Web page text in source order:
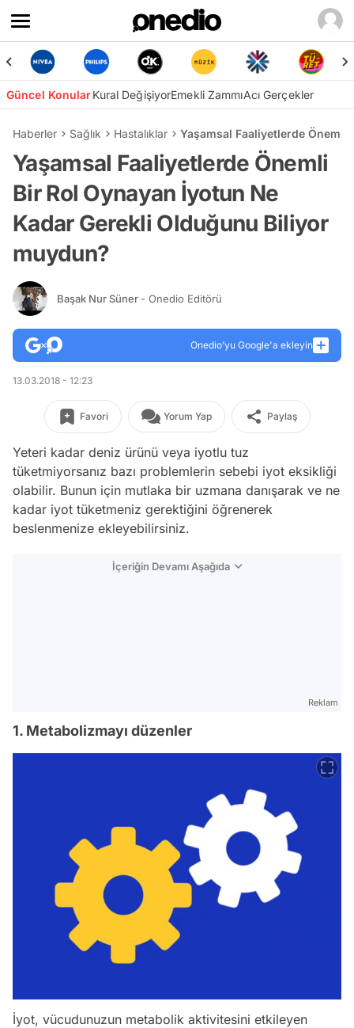
Güncel KonularKural DeğişiyorEmekli ZammıAcı Gerçekler
Haberler Sağlık Hastalıklar Yaşamsal Faaliyetlerde
Yaşamsal Faaliyetlerde Önemli
Bir Rol Oynayan İyotun Ne
Kadar Gerekli Olduğunu Biliyor
muydun?
Başak Nur Süner - Onedio Editörü
Onedio’yu Google'a ekleyin
13.03.2018 - 12:23
Favori Yorum Yap Paylaş
Yeteri kadar deniz ürünü veya iyotlu tuz
tüketmiyorsanız bazı problemlerin sebebi iyot eksikliği
olabilir. Bunun için mutlaka bir uzmana danışarak ve ne
kadar iyot tüketmeniz gerektiğini öğrenerek
beslenmenize ekleyebilirsiniz.
İçeriğin Devamı Aşağıda
Reklam
1. Metabolizmayı düzenler
İyot, vücudunuzun metabolik aktivitesini etkileyen